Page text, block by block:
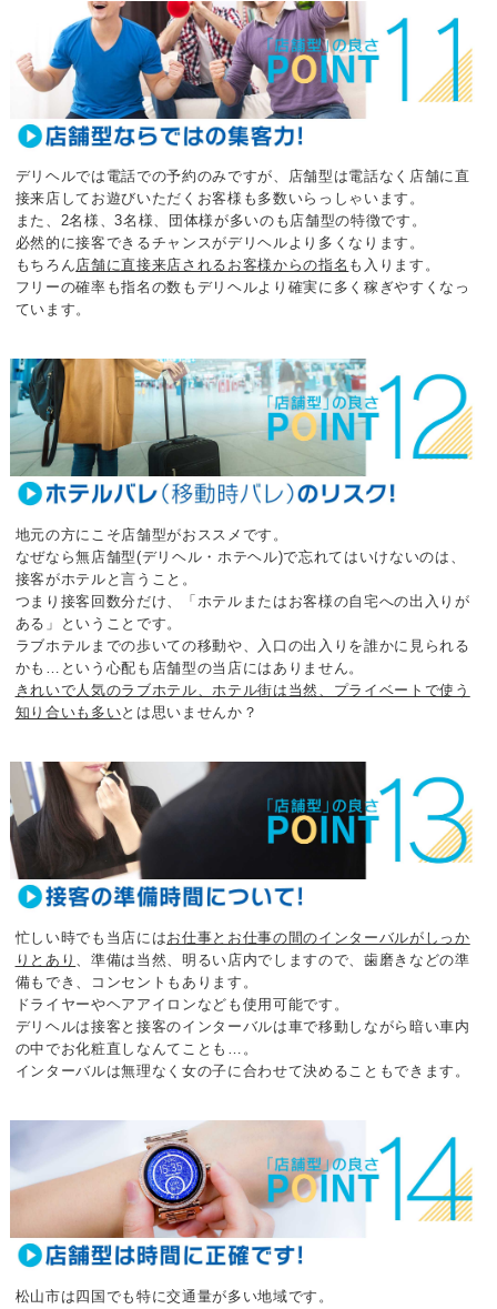
デリヘルでは電話での予約のみですが、 店舗型は電話なく店舗に直
接来店してお遊びいただくお客様も多数いらっしゃいます。
また、2名様、3名様、団体様が多いのも店舗型の特徴です。
必然的に接客できるチャンスがデリヘルより多くなります。
もちろん店舗に直接来店されるお客様からの指名 も入ります。
フリーの確率も指名の数もデリヘルより確実に多く稼ぎやすくなっ
ています。
地元の方にこそ店舗型がおススメです。
なぜなら無店舗型(デリヘル・ホテヘル)で忘れてはいけないのは、
接客がホテルと言うこと。
つまり接客回数分だけ、「ホテルまたはお客様の自宅への出入りが
ある」ということです。
ラブホテルまでの歩いての移動や、入口の出入りを誰かに見られる
かも… という心配も店舗型の当店にはありません。
きれいで人気のラブホテル、ホテル街は当然、プライベートで使う
知り合いも多いとは思いませんか？
忙しい時でも当店にはお仕事とお仕事の間のインターバルがしっか
りとあり 、 準備は当然、明るい店内でしますので、歯磨きなどの準
備もでき、コンセントもあります。
ドライヤーやヘアアイロンなども使用可能です。
デリヘルは接客と接客のインターバルは車で移動しながら暗い車内
の中でお化粧直しなんてことも…。
インターバルは無理なく女の子に合わせて決めることもできます。
松山市は四国でも特に交通量が多い地域です。